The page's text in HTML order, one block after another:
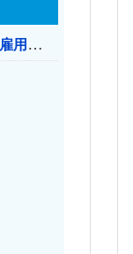
日本のお店、時給1500円でもミャンマー人に次々と逃げられてしまう。お店「すでに地方の雇用は崩壊」